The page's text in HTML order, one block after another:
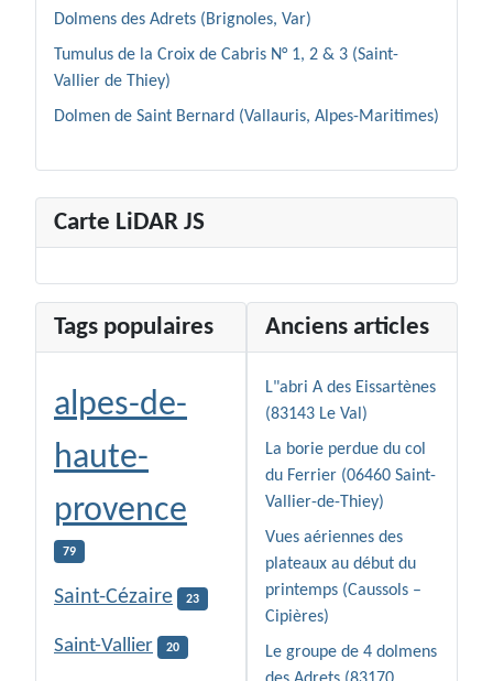
Dolmens des Adrets (Brignoles, Var)
Tumulus de la Croix de Cabris N° 1, 2 & 3 (Saint-
Vallier de Thiey)
Dolmen de Saint Bernard (Vallauris, Alpes-Maritimes)
Carte LiDAR JS
Tags populaires
alpes-de-
haute-
provence
79
Saint-Cézaire 23
Saint-Vallier 20
Anciens articles
L"abri A des Eissartènes
(83143 Le Val)
La borie perdue du col
du Ferrier (06460 Saint-
Vallier-de-Thiey)
Vues aériennes des
plateaux au début du
printemps (Caussols –
Cipières)
Le groupe de 4 dolmens